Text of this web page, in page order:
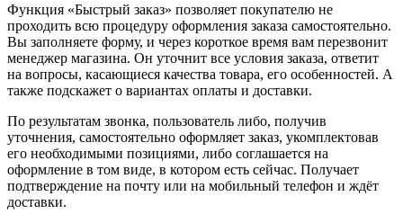
Функция «Быстрый заказ» позволяет покупателю не
проходить всю процедуру оформления заказа самостоятельно.
Вы заполняете форму, и через короткое время вам перезвонит
менеджер магазина. Он уточнит все условия заказа, ответит
на вопросы, касающиеся качества товара, его особенностей. А
также подскажет о вариантах оплаты и доставки.
По результатам звонка, пользователь либо, получив
уточнения, самостоятельно оформляет заказ, укомплектовав
его необходимыми позициями, либо соглашается на
оформление в том виде, в котором есть сейчас. Получает
подтверждение на почту или на мобильный телефон и ждёт
доставки.